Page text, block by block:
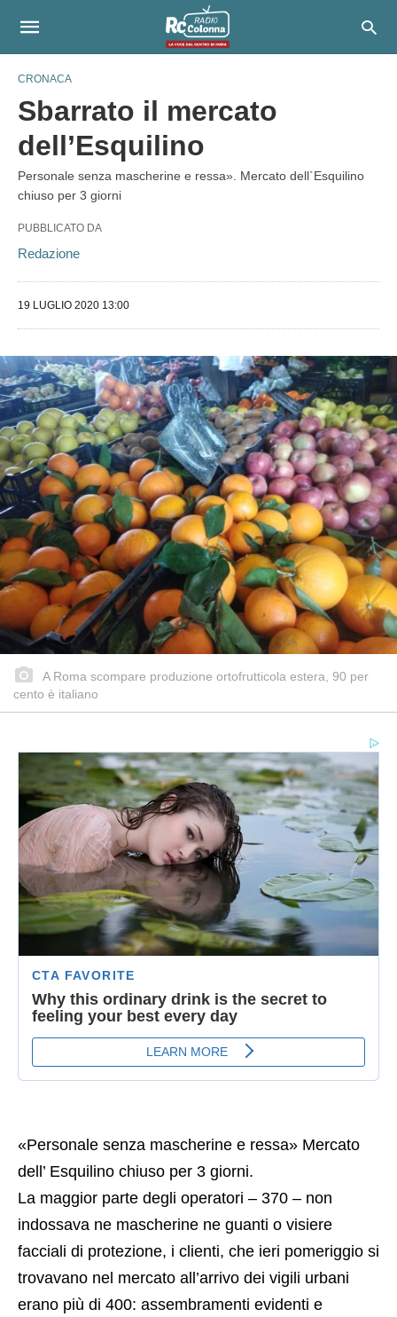
CRONACA
Sbarrato il mercato
dell’Esquilino
Personale senza mascherine e ressa». Mercato dell`Esquilino
chiuso per 3 giorni
PUBBLICATO DA
Redazione
19 LUGLIO 2020 13:00
A Roma scompare produzione ortofrutticola estera, 90 per
cento è italiano
La maggior parte degli operatori – 370 – non
indossava ne mascherine ne guanti o visiere
facciali di protezione, i clienti, che ieri pomeriggio si
trovavano nel mercato all’arrivo dei vigili urbani
erano più di 400: assembramenti evidenti e
violazioni sulle norme anti-Covid per contenere il
contagio hanno fatto scattare la chiusura di tre